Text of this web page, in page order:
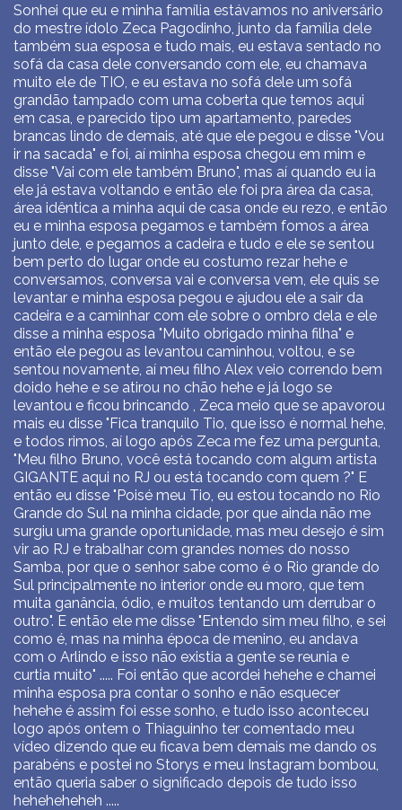
Sonhei que eu e minha família estávamos no aniversário
do mestre ídolo Zeca Pagodinho, junto da família dele
também sua esposa e tudo mais, eu estava sentado no
sofá da casa dele conversando com ele, eu chamava
muito ele de TIO, e eu estava no sofá dele um sofá
grandão tampado com uma coberta que temos aqui
em casa, e parecido tipo um apartamento, paredes
brancas lindo de demais, até que ele pegou e disse "Vou
ir na sacada" e foi, aí minha esposa chegou em mim e
disse "Vai com ele também Bruno", mas aí quando eu ia
ele já estava voltando e então ele foi pra área da casa,
área idêntica a minha aqui de casa onde eu rezo, e então
eu e minha esposa pegamos e também fomos a área
junto dele, e pegamos a cadeira e tudo e ele se sentou
bem perto do lugar onde eu costumo rezar hehe e
conversamos, conversa vai e conversa vem, ele quis se
levantar e minha esposa pegou e ajudou ele a sair da
cadeira e a caminhar com ele sobre o ombro dela e ele
disse a minha esposa "Muito obrigado minha filha" e
então ele pegou as levantou caminhou, voltou, e se
sentou novamente, aí meu filho Alex veio correndo bem
doido hehe e se atirou no chão hehe e já logo se
levantou e ficou brincando , Zeca meio que se apavorou
mais eu disse "Fica tranquilo Tio, que isso é normal hehe,
e todos rimos, aí logo após Zeca me fez uma pergunta,
"Meu filho Bruno, você está tocando com algum artista
GIGANTE aqui no RJ ou está tocando com quem ?" E
então eu disse "Poisé meu Tio, eu estou tocando no Rio
Grande do Sul na minha cidade, por que ainda não me
surgiu uma grande oportunidade, mas meu desejo é sim
vir ao RJ e trabalhar com grandes nomes do nosso
Samba, por que o senhor sabe como é o Rio grande do
Sul principalmente no interior onde eu moro, que tem
muita ganância, ódio, e muitos tentando um derrubar o
outro". E então ele me disse "Entendo sim meu filho, e sei
como é, mas na minha época de menino, eu andava
com o Arlindo e isso não existia a gente se reunia e
curtia muito" ..... Foi então que acordei hehehe e chamei
minha esposa pra contar o sonho e não esquecer
hehehe é assim foi esse sonho, e tudo isso aconteceu
logo após ontem o Thiaguinho ter comentado meu
vídeo dizendo que eu ficava bem demais me dando os
parabéns e postei no Storys e meu Instagram bombou,
então queria saber o significado depois de tudo isso
heheheheheh .....